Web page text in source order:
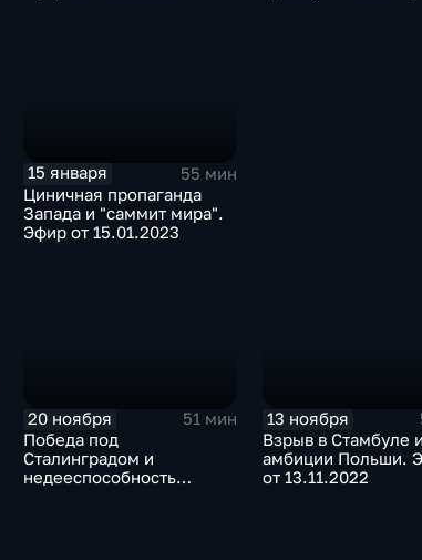
15 января
55 мин
Циничная пропаганда
Запада и "саммит мира".
Эфир от 15.01.2023
20 ноября
51 мин
Победа под
Сталинградом и
недееспособность
13 ноября
Взрыв в Стамбуле и
амбиции Польши.
от 13.11.2022